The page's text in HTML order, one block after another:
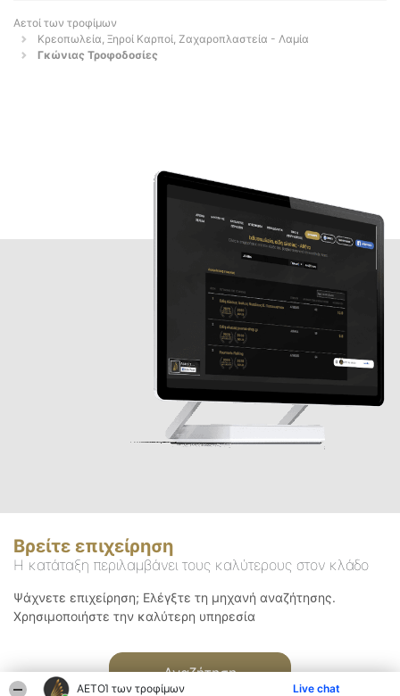
ΑΕΤΟΊ των τροφίμων Live chat
Αετοί των τροφίμων
Κρεοπωλεία, Ξηροί Καρποί, Ζαχαροπλαστεία - Λαμία
Γκώνιας Τροφοδοσίες
Βρείτε επιχείρηση
Η κατάταξη περιλαμβάνει τους καλύτερους στον κλάδο
Ψάχνετε επιχείρηση; Ελέγξτε τη μηχανή αναζήτησης.
Χρησιμοποιήστε την καλύτερη υπηρεσία
Αναζήτηση